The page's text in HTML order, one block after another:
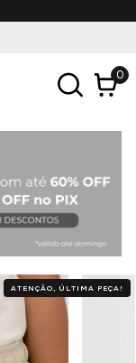
0
ATENÇÃO, ÚLTIMA PEÇA!